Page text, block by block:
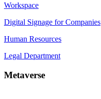
Workspace
Digital Signage for Companies
Human Resources
Legal Department
Metaverse